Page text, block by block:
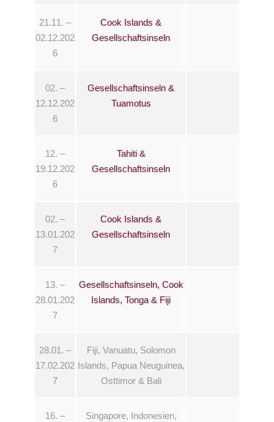
21.11. –
02.12.202
6
Cook Islands &
Gesellschaftsinseln
02. –
12.12.202
6
Gesellschaftsinseln &
Tuamotus
12. –
19.12.202
6
Tahiti &
Gesellschaftsinseln
02. –
13.01.202
7
Cook Islands &
Gesellschaftsinseln
13. –
28.01.202
7
Gesellschaftsinseln, Cook
Islands, Tonga & Fiji
28.01. –
17.02.202
7
Fiji, Vanuatu, Solomon
Islands, Papua Neuguinea,
Osttimor & Bali
16. –
Singapore, Indonesien,